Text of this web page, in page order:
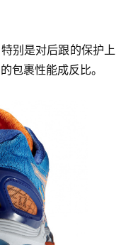
别是对后跟的保护上
包裹性能成反比。